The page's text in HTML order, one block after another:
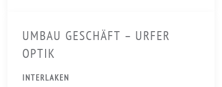
UMBAU GESCHÄFT – URFER
OPTIK
INTERLAKEN